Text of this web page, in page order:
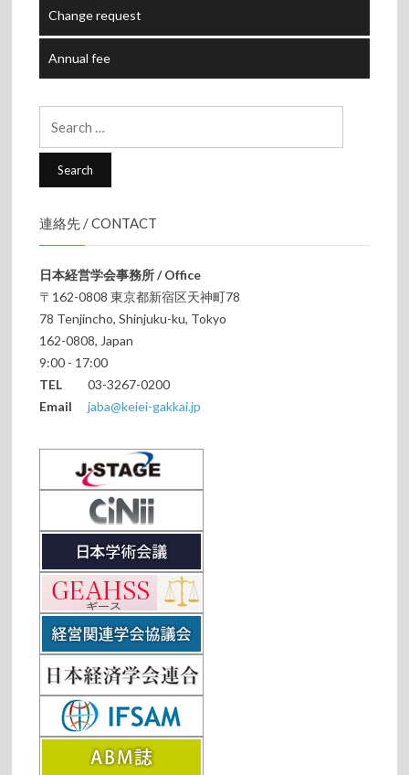
Change request
Annual fee
for:
連絡先 / CONTACT
日本経営学会事務所 / Office
〒162-0808 東京都新宿区天神町78
78 Tenjincho, Shinjuku-ku, Tokyo
162-0808, Japan
9:00 - 17:00
TEL03-3267-0200
Emailjaba@keiei-gakkai.jp